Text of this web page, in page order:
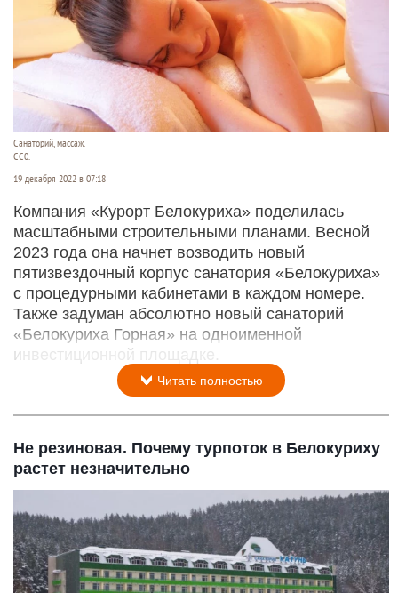
Санаторий, массаж.
СС0.
19 декабря 2022 в 07:18
Компания «Курорт Белокуриха» поделилась
масштабными строительными планами. Весной
2023 года она начнет возводить новый
пятизвездочный корпус санатория «Белокуриха»
с процедурными кабинетами в каждом номере.
Также задуман абсолютно новый санаторий
«Белокуриха Горная» на одноименной
инвестиционной площадке.
Читать полностью
Не резиновая. Почему турпоток в Белокуриху
растет незначительно